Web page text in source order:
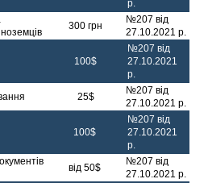
р.
300 грн
№207 від
27.10.2021 р.
100$
№207 від
27.10.2021
р.
25$
№207 від
27.10.2021 р.
100$
№207 від
27.10.2021
р.
від 50$
№207 від
27.10.2021 р.